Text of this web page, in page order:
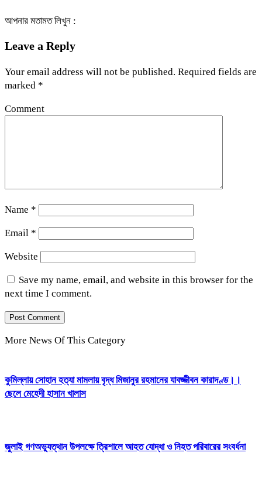
আপনার মতামত লিখুন :
Leave a Reply
Your email address will not be published. Required fields are
marked *
Comment
Name *
Email *
Website
Save my name, email, and website in this browser for the
next time I comment.
More News Of This Category
কুমিল্লায় সোহান হত্যা মামলায় বৃদ্ধ মিজানুর রহমানের যাবজ্জীবন কারাদণ্ড।।
ছেলে মেহেদী হাসান খালাস
জুলাই গণঅভ্যুত্থান উপলক্ষে ত্রিশালে আহত যোদ্ধা ও নিহত পরিবারের সংবর্ধনা